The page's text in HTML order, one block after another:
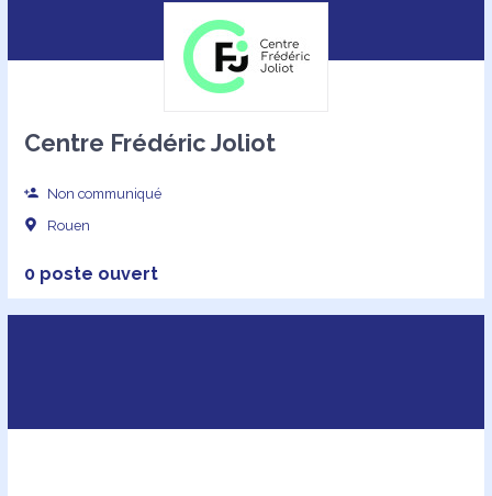
Centre Frédéric Joliot
Non communiqué
Rouen
0 poste ouvert